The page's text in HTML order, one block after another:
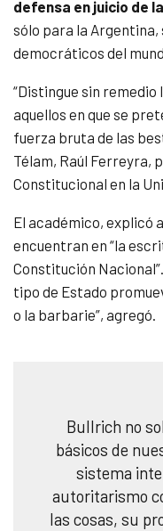
defensa en juicio de
sólo para la Argentina,
democráticos del
“Distingue sin
aquellos en que se
fuerza bruta de las
Télam, Raúl Ferreyra,
Constitucional en la
El académico, explicó
encuentran en “la
Constitución Nacional”.
tipo de Estado
o la barbarie”, agregó.
Bullrich no
básicos de
sistema
autoritarismo
las cosas, su